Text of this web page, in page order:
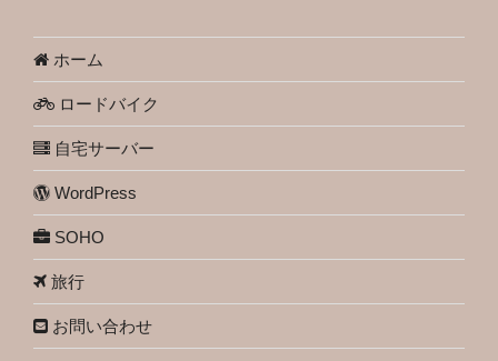
ホーム
ロードバイク
自宅サーバー
WordPress
SOHO
旅行
お問い合わせ